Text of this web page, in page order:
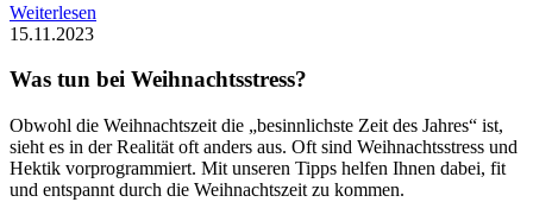
Weiterlesen
15.11.2023
Was tun bei Weihnachtsstress?
Obwohl die Weihnachtszeit die „besinnlichste Zeit des Jahres“ ist,
sieht es in der Realität oft anders aus. Oft sind Weihnachtsstress und
Hektik vorprogrammiert. Mit unseren Tipps helfen Ihnen dabei, fit
und entspannt durch die Weihnachtszeit zu kommen.